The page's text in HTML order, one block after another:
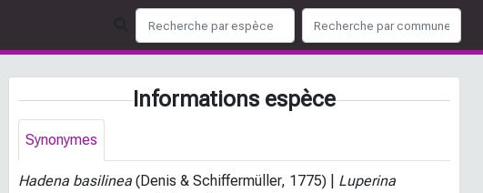
Informations espèce
Synonymes
Hadena basilinea (Denis & Schiffermüller, 1775) | Luperina